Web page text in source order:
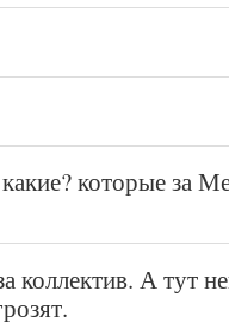
которые за
коллектив. А тут